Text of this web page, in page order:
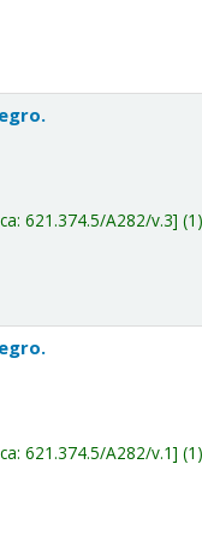
621.374.5/A282/v.3
621.374.5/A282/v.1